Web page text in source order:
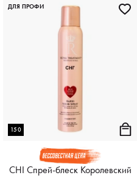
150
CHI Спрей-блеск Королевский
ДЛЯ ПРОФИ